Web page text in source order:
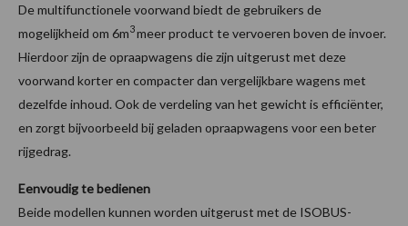
De multifunctionele voorwand biedt de gebruikers de
mogelijkheid om 6m3meer product te vervoeren boven de invoer.
Hierdoor zijn de opraapwagens die zijn uitgerust met deze
voorwand korter en compacter dan vergelijkbare wagens met
dezelfde inhoud. Ook de verdeling van het gewicht is efficiënter,
en zorgt bijvoorbeeld bij geladen opraapwagens voor een beter
rijgedrag.
Eenvoudig te bedienen
Beide modellen kunnen worden uitgerust met de ISOBUS-